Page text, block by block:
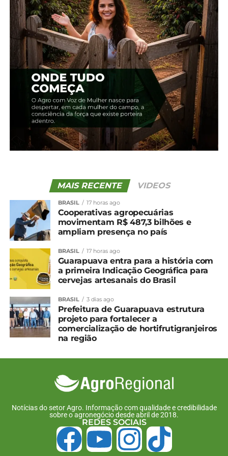
Por meio do credenciamento, empresas de
diferentes segmentos podem se cadastrar para
prestar serviços ou fornecer produtos ao município,
promovendo maior circulação econômica dentro
da própria cidade e ampliando as oportunidades
para micro, pequenas e médias empresas.
De acordo com a diretora de Planejamento
Estratégico, Janete Probst, o programa foi
estruturado como uma estratégia de
vai além de um modelo de credenciamento. Trata-
se de uma política pública construída para utilizar o
poder de compra do município como instrumento
de fortalecimento da economia local, ampliação da
competitividade empresarial e geração de
oportunidades para micro, pequenas e médias
empresas. O trabalho do Planejamento Estratégico
envolveu um trabalho conjunto com Escritório de
Compras , Licitação e Sala do Empreendedor
visando a articulação entre secretarias, o
mapeamento das demandas municipais e a
identificação de serviços e segmentos com
potencial de participação das empresas locais, na
busca de uma atuação mais eficiente,
descentralizada e alinhada ao desenvolvimento
De acordo com o secretário de Desenvolvimento
Econômico, Julio Agner, um dos grandes
diferenciais do programa é a possibilidade de
contratar diversos fornecedores credenciados para
MAIS RECENTE VIDEOS
BRASIL 17 horas ago
Cooperativas agropecuárias
movimentam R$ 487,3 bilhões e
ampliam presença no país
BRASIL 17 horas ago
Guarapuava entra para a história com
a primeira Indicação Geográfica para
cervejas artesanais do Brasil
BRASIL 3 dias ago
Prefeitura de Guarapuava estrutura
projeto para fortalecer a
comercialização de hortifrutigranjeiros
na região
Notícias do setor Agro. Informação com qualidade e credibilidade
sobre o agronegócio desde abril de 2018.
REDES SOCIAIS